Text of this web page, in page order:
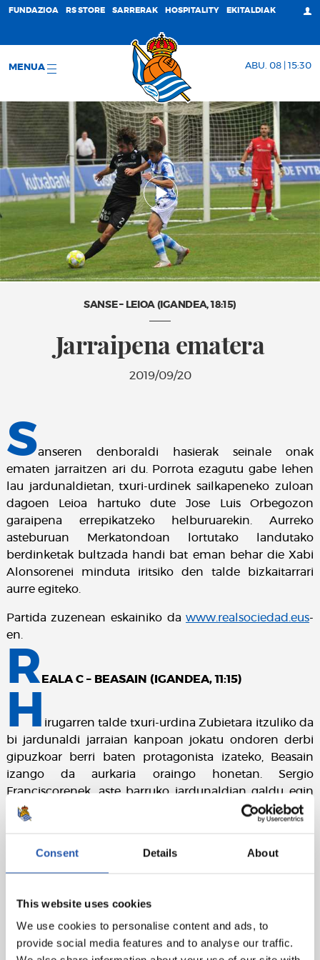
Consent Details About
This website uses cookies
We use cookies to personalise content and ads, to
provide social media features and to analyse our traffic.
FUNDAZIOA RS STORE SARRERAK HOSPITALITY EKITALDIAK
MENUA ABU. 08 | 15:30
SANSE – LEIOA (IGANDEA, 18:15)
Jarraipena ematera
2019/09/20
Sanseren denboraldi hasierak seinale onak
ematen jarraitzen ari du. Porrota ezagutu gabe lehen
lau jardunaldietan, txuri-urdinek sailkapeneko zuloan
dagoen Leioa hartuko dute Jose Luis Orbegozon
garaipena errepikatzeko helburuarekin. Aurreko
asteburuan Merkatondoan lortutako landutako
berdinketak bultzada handi bat eman behar die Xabi
Alonsorenei minduta iritsiko den talde bizkaitarrari
aurre egiteko.
Partida zuzenean eskainiko dawww.realsociedad.eus-
en.
R EALA C – BEASAIN (IGANDEA, 11:15)
H
irugarren talde txuri-urdina Zubietara itzuliko da
bi jardunaldi jarraian kanpoan jokatu ondoren derbi
gipuzkoar berri baten protagonista izateko, Beasain
izango da aurkaria oraingo honetan. Sergio
Franciscorenek, aste barruko jardunaldian galdu egin
ondoren Gernikan, orain arte lortu ez duten lehen